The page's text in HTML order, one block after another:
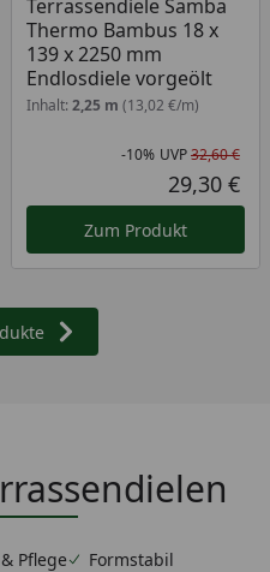
Preis
Preis
Terrassendiele Samba
Thermo Bambus 18 x
139 x 2250 mm
Endlosdiele vorgeölt
Inhalt: 2,25 m (13,02 €/m)
-10% UVP32,60 €
29,30 €
Zum Produkt
Pflege Formstabil